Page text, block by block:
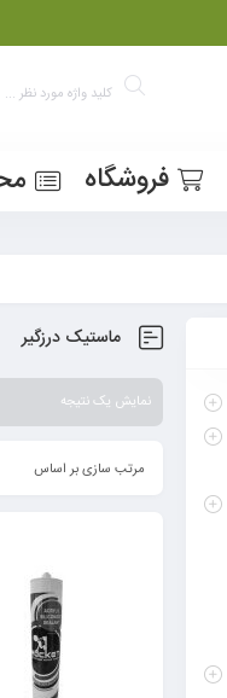
فروشگاه
ماستیک درزگیر
نمایش یک نتیجه
مرتب سازی بر اساس